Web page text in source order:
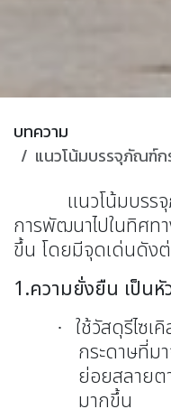
บทความ
แนวโน้มบรรจุภัณฑ์กระ
แนวโน้มบรรจุภั
การพัฒนาไปในทิศท
ขึ้น โดยมีจุดเด่นดัง
1.ความยั่งยืน เป็นหั
·
ใช้วัสดุรีไซเ
กระดาษที่ม
ย่อยสลายต
มากขึ้น